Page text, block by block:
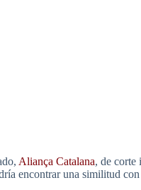
Aliança Catalana, de corte
encontrar una similitud